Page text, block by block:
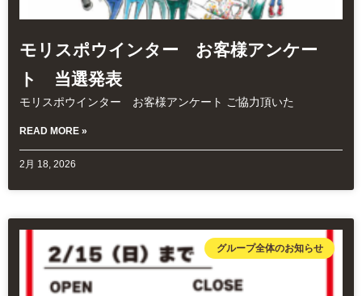
モリスポウインター お客様アンケー
ト 当選発表
モリスポウインター お客様アンケート ご協力頂いた
READ MORE »
2月 18, 2026
グループ全体のお知らせ